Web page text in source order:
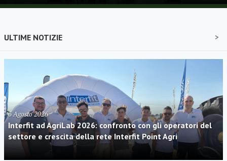
ULTIME NOTIZIE
6 Agosto 2026
Interfit ad AgriLab 2026: confronto con gli operatori del
settore e crescita della rete Interfit Point Agri